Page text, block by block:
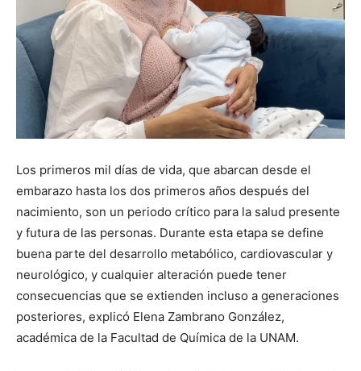
Los primeros mil días de vida, que abarcan desde el
embarazo hasta los dos primeros años después del
nacimiento, son un periodo crítico para la salud presente
y futura de las personas. Durante esta etapa se define
buena parte del desarrollo metabólico, cardiovascular y
neurológico, y cualquier alteración puede tener
consecuencias que se extienden incluso a generaciones
posteriores, explicó Elena Zambrano González,
académica de la Facultad de Química de la UNAM.